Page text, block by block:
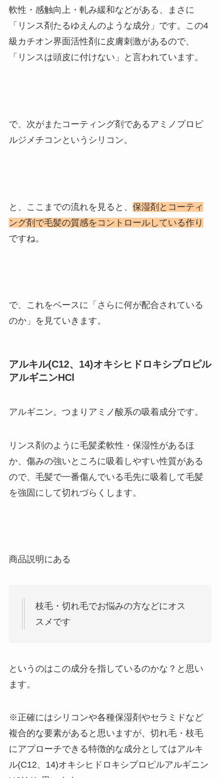
軟性・感触向上・軋み緩和などがある、まさに
「リンス剤たるゆえんのような成分」です。この4
級カチオン界面活性剤に皮膚刺激があるので、
「リンスは頭皮に付けない」と言われています。
で、次がまたコーティング剤であるアミノプロピ
ルジメチコンというシリコン。
と、ここまでの流れを見ると、 保湿剤とコーティ
ング剤で毛髪の質感をコントロールしている作り
ですね。
で、これをベースに「さらに何が配合されている
のか」を見ていきます。
アルキル(C12、14)オキシヒドロキシプロピル
アルギニンHCl
アルギニン。つまりアミノ酸系の吸着成分です。
リンス剤のように毛髪柔軟性・保湿性があるほ
か、傷みの強いところに吸着しやすい性質がある
ので、毛髪で一番傷んでいる毛先に吸着して毛髪
を強固にして切れづらくします。
商品説明にある
枝毛・切れ毛でお悩みの方などにオス
スメです
というのはこの成分を指しているのかな？と思い
ます。
※正確にはシリコンや各種保湿剤やセラミドなど
複合的な要素があると思いますが、切れ毛・枝毛
にアプローチできる特徴的な成分としてはアルキ
ル(C12、14)オキシヒドロキシプロピルアルギニン